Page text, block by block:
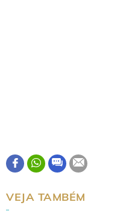
VEJA TAMBÉM